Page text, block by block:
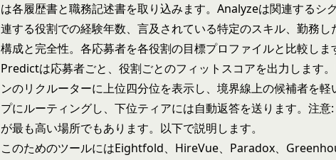
は各履歴書と職務記述書を取り込みます。Analyzeは関連するシ
連する役割での経験年数、言及されている特定のスキル、勤務
構成と完全性。各応募者を各役割の目標プロファイルと比較しま
Predictは応募者ごと、役割ごとのフィットスコアを出力します
ンのリクルーターに上位四分位を表示し、境界線上の候補者を軽
プにルーティングし、下位ティアには自動返答を送ります。注意
が最も高い場所でもあります。以下で説明します。
このためのツールにはEightfold、HireVue、Paradox、